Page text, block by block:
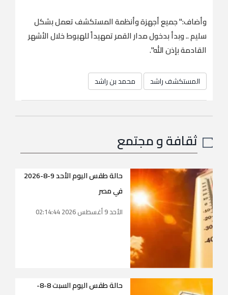
وأضاف:" جميع أجهزة وأنظمة المستكشف تعمل بشكل
سليم .. وبدأ بدخول مدار القمر تمهيداً للهبوط خلال الأشهر
القادمة بإذن الله".
المستكشف راشد محمد بن راشد
ثقافة و مجتمع
حالة طقس اليوم الأحد 9-8-2026
في مصر
الأحد 9 أغسطس 2026 02:14:44
حالة طقس اليوم السبت 8-8-